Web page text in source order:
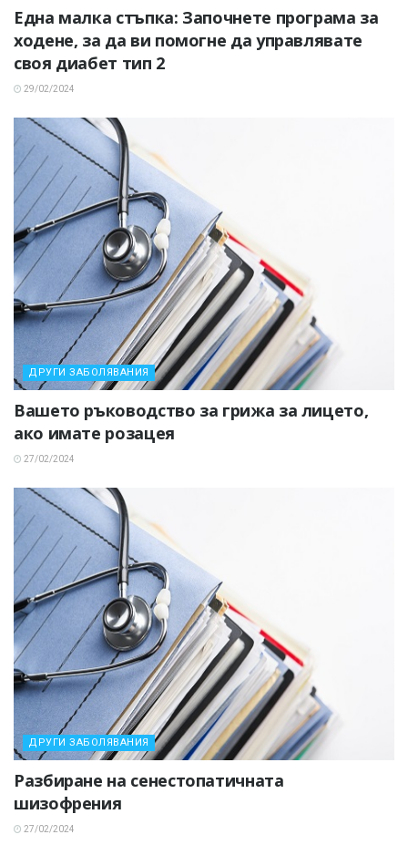
Една малка стъпка: Започнете програма за
ходене, за да ви помогне да управлявате
своя диабет тип 2
29/02/2024
ДРУГИ ЗАБОЛЯВАНИЯ
Вашето ръководство за грижа за лицето,
ако имате розацея
27/02/2024
ДРУГИ ЗАБОЛЯВАНИЯ
Разбиране на сенестопатичната
шизофрения
27/02/2024